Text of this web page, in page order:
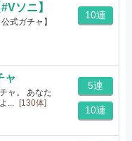
ソニ】
式ガチャ】
10連
ャ
ャ。 あなた
...
[130体]
5連
10連